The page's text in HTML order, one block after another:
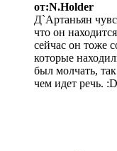
от:N.Holder
Д`Артаньян
что он
сейчас он тоже
которые
был молчать,
чем идет речь. :D